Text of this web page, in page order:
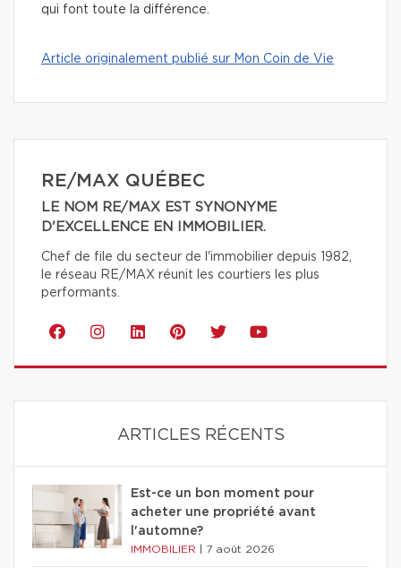
qui font toute la différence.
Article originalement publié sur Mon Coin de Vie
RE/MAX QUÉBEC
LE NOM RE/MAX EST SYNONYME
D'EXCELLENCE EN IMMOBILIER.
Chef de file du secteur de l'immobilier depuis 1982,
le réseau RE/MAX réunit les courtiers les plus
performants.
ARTICLES RÉCENTS
Est-ce un bon moment pour
acheter une propriété avant
l'automne?
IMMOBILIER 7 août 2026